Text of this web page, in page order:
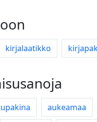
kirjalaatikko
aukeamaa